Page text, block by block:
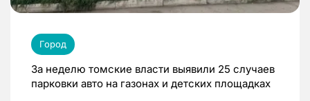
Город
За неделю томские власти выявили 25 случаев
парковки авто на газонах и детских площадках